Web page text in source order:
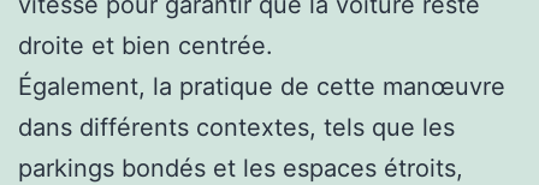
droite et bien centrée.
Également, la pratique de cette manœuvre
dans différents contextes, tels que les
parkings bondés et les espaces étroits,